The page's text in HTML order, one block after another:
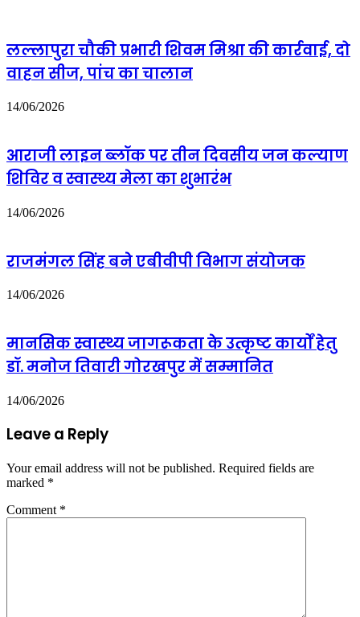
कतर
के
अमीर,
तमीम
अल
थानी
से
बात
लल्लापुरा चौकी प्रभारी शिवम मिश्रा की कार्रवाई, दो
वाहन सीज, पांच का चालान
14/06/2026
आराजी लाइन ब्लॉक पर तीन दिवसीय जन कल्याण
शिविर व स्वास्थ्य मेला का शुभारंभ
14/06/2026
राजमंगल सिंह बने एबीवीपी विभाग संयोजक
14/06/2026
मानसिक स्वास्थ्य जागरूकता के उत्कृष्ट कार्यों हेतु
डॉ. मनोज तिवारी गोरखपुर में सम्मानित
14/06/2026
Leave a Reply
Your email address will not be published. Required fields are
marked *
Comment *